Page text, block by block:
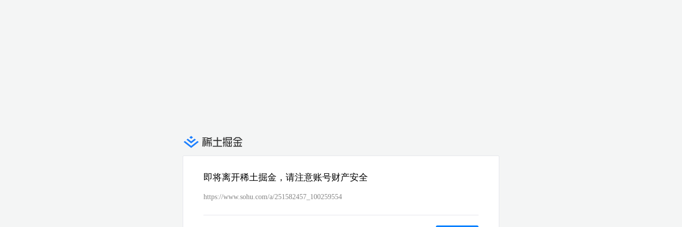
即将离开稀土掘金，请注意账号财产安全
https://www.sohu.com/a/251582457_100259554